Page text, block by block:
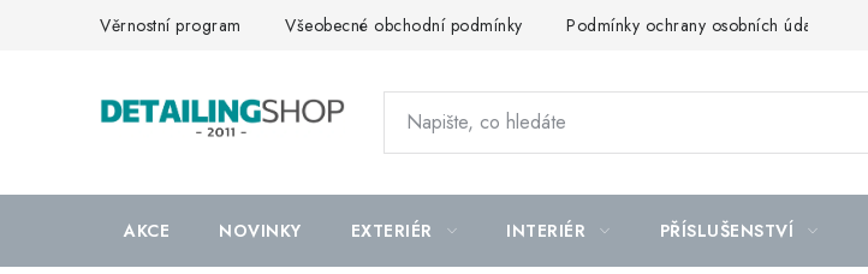
Věrnostní program Všeobecné obchodní podmínky Podmínky ochrany osobních údajů
AKCE NOVINKY EXTERIÉR INTERIÉR PŘÍSLUŠENSTVÍ